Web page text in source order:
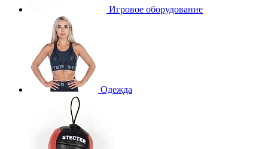
Игровое оборудование
Одежда